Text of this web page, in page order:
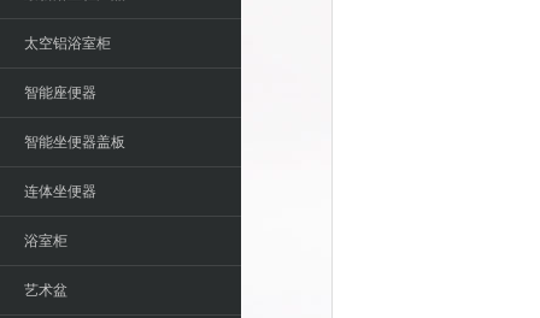
太空铝浴室柜
智能座便器
智能坐便器盖板
连体坐便器
浴室柜
艺术盆